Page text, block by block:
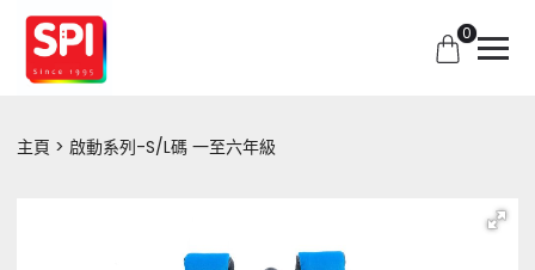
0
主頁 啟動系列-S/L碼 一至六年級